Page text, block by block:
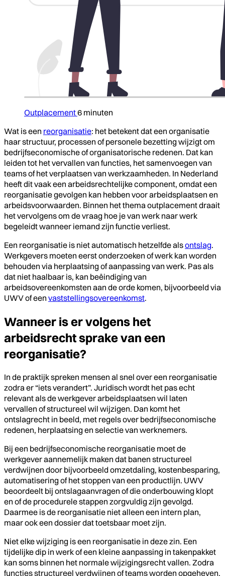
Outplacement6 minuten
Wat is een reorganisatie: het betekent dat een organisatie
haar structuur, processen of personele bezetting wijzigt om
bedrijfseconomische of organisatorische redenen. Dat kan
leiden tot het vervallen van functies, het samenvoegen van
teams of het verplaatsen van werkzaamheden. In Nederland
heeft dit vaak een arbeidsrechtelijke component, omdat een
reorganisatie gevolgen kan hebben voor arbeidsplaatsen en
arbeidsvoorwaarden. Binnen het thema outplacement draait
het vervolgens om de vraag hoe je van werk naar werk
begeleidt wanneer iemand zijn functie verliest.
Een reorganisatie is niet automatisch hetzelfde alsontslag.
Werkgevers moeten eerst onderzoeken of werk kan worden
behouden via herplaatsing of aanpassing van werk. Pas als
dat niet haalbaar is, kan beëindiging van
arbeidsovereenkomsten aan de orde komen, bijvoorbeeld via
UWV of een vaststellingsovereenkomst.
Wanneer is er volgens het
arbeidsrecht sprake van een
reorganisatie?
In de praktijk spreken mensen al snel over een reorganisatie
zodra er “iets verandert”. Juridisch wordt het pas echt
relevant als de werkgever arbeidsplaatsen wil laten
vervallen of structureel wil wijzigen. Dan komt het
ontslagrecht in beeld, met regels over bedrijfseconomische
redenen, herplaatsing en selectie van werknemers.
Bij een bedrijfseconomische reorganisatie moet de
werkgever aannemelijk maken dat banen structureel
verdwijnen door bijvoorbeeld omzetdaling, kostenbesparing,
automatisering of het stoppen van een productlijn. UWV
beoordeelt bij ontslagaanvragen of die onderbouwing klopt
en of de procedurele stappen zorgvuldig zijn gevolgd.
Daarmee is de reorganisatie niet alleen een intern plan,
maar ook een dossier dat toetsbaar moet zijn.
Niet elke wijziging is een reorganisatie in deze zin. Een
tijdelijke dip in werk of een kleine aanpassing in takenpakket
kan soms binnen het normale wijzigingsrecht vallen. Zodra
functies structureel verdwijnen of teams worden opgeheven,